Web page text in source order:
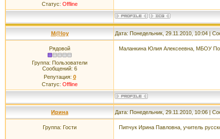
Статус: Offline
M@loy Дата: Понедельник, 29.11.2010, 10:04 |
Рядовой
Группа: Пользователи
Сообщений: 6
Репутация: 0
Статус: Offline
Маланкина Юлия Алексеевна, МБОУ
Ирина Дата: Понедельник, 29.11.2010, 10:06 |
Группа: Гости Пипчук Ирина Павловна, учитель